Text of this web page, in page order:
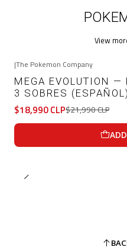
View
|The Pokemon Company
MEGA EVOLUTION —
3 SOBRES (ESPAÑOL)
$18,990 CLP$21,990 CLP